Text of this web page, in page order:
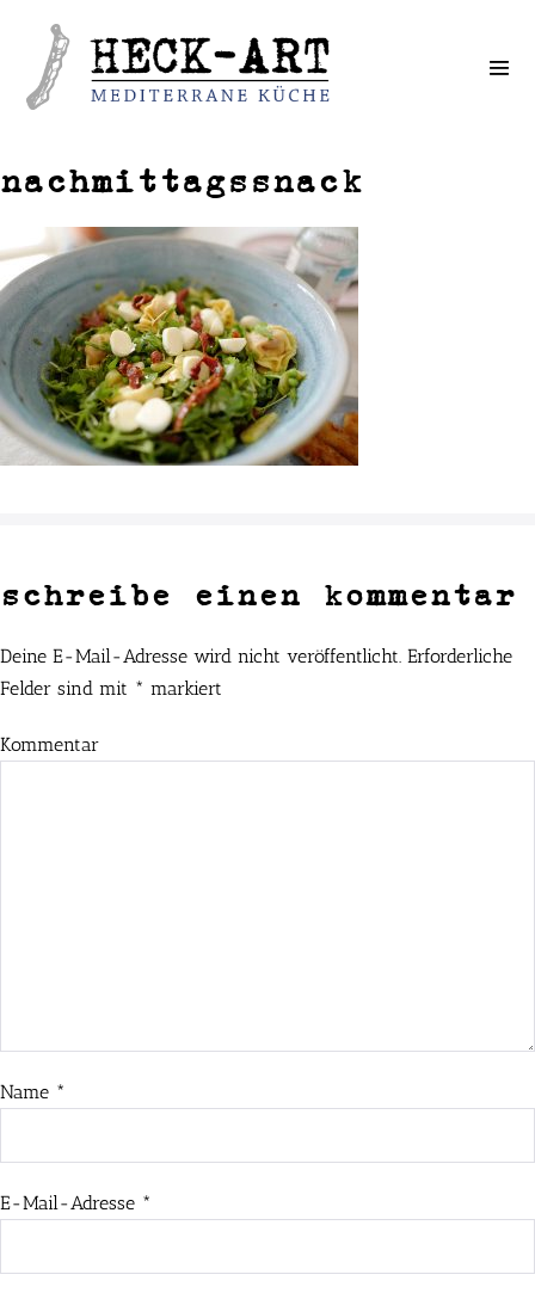
Weiter
Inhalt
nachmittagssnack
schreibe einen kommentar
Deine E-Mail-Adresse wird nicht veröffentlicht. Erforderliche
Felder sind mit * markiert
Kommentar
Name *
E-Mail-Adresse *